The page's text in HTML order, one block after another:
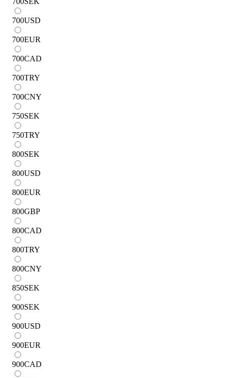
700USD
700EUR
700CAD
700TRY
700CNY
750SEK
750TRY
800SEK
800USD
800EUR
800GBP
800CAD
800TRY
800CNY
850SEK
900SEK
900USD
900EUR
900CAD